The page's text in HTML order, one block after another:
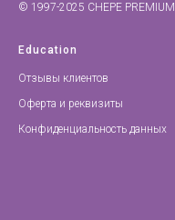
© 1997-2025 CHEPE PREMIUM
Education
Отзывы клиентов
Оферта и реквизиты
Конфиденциальность данных